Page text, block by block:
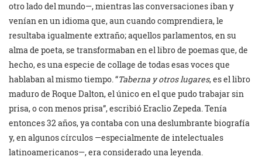
otro lado del mundo—, mientras las conversaciones iban y
venían en un idioma que, aun cuando comprendiera, le
resultaba igualmente extraño; aquellos parlamentos, en su
alma de poeta, se transformaban en el libro de poemas que, de
hecho, es una especie de collage de todas esas voces que
hablaban al mismo tiempo. “Taberna y otros lugares, es el libro
maduro de Roque Dalton, el único en el que pudo trabajar sin
prisa, o con menos prisa”, escribió Eraclio Zepeda. Tenía
entonces 32 años, ya contaba con una deslumbrante biografía
y, en algunos círculos —especialmente de intelectuales
latinoamericanos—, era considerado una leyenda.